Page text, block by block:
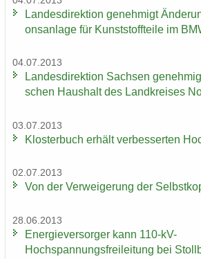
Lan­des­di­rek­ti­on ge­neh­migt
ons­an­la­ge für Kunst­stoff­tei­le im
04.07.2013
Lan­des­di­rek­ti­on Sach­sen
schen Haus­halt des Land­krei­ses
03.07.2013
Klos­ter­buch er­hält ver­bes­ser­ten
02.07.2013
Von der Ver­wei­ge­rung der
28.06.2013
En­er­gie­ver­sor­ger kann 110-​kV-
Hochspannungsfreileitung bei